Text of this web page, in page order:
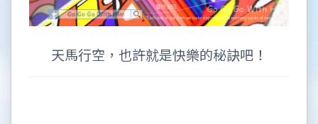
天馬行空，也許就是快樂的秘訣吧！